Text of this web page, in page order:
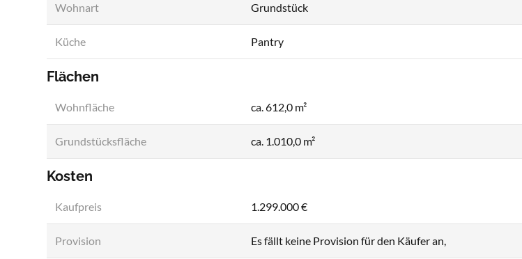
Wohnart Grundstück
Küche Pantry
Flächen
Wohnfläche ca. 612,0 m²
Grundstücksfläche ca. 1.010,0 m²
Kosten
Kaufpreis 1.299.000 €
Provision Es fällt keine Provision für den Käufer an,